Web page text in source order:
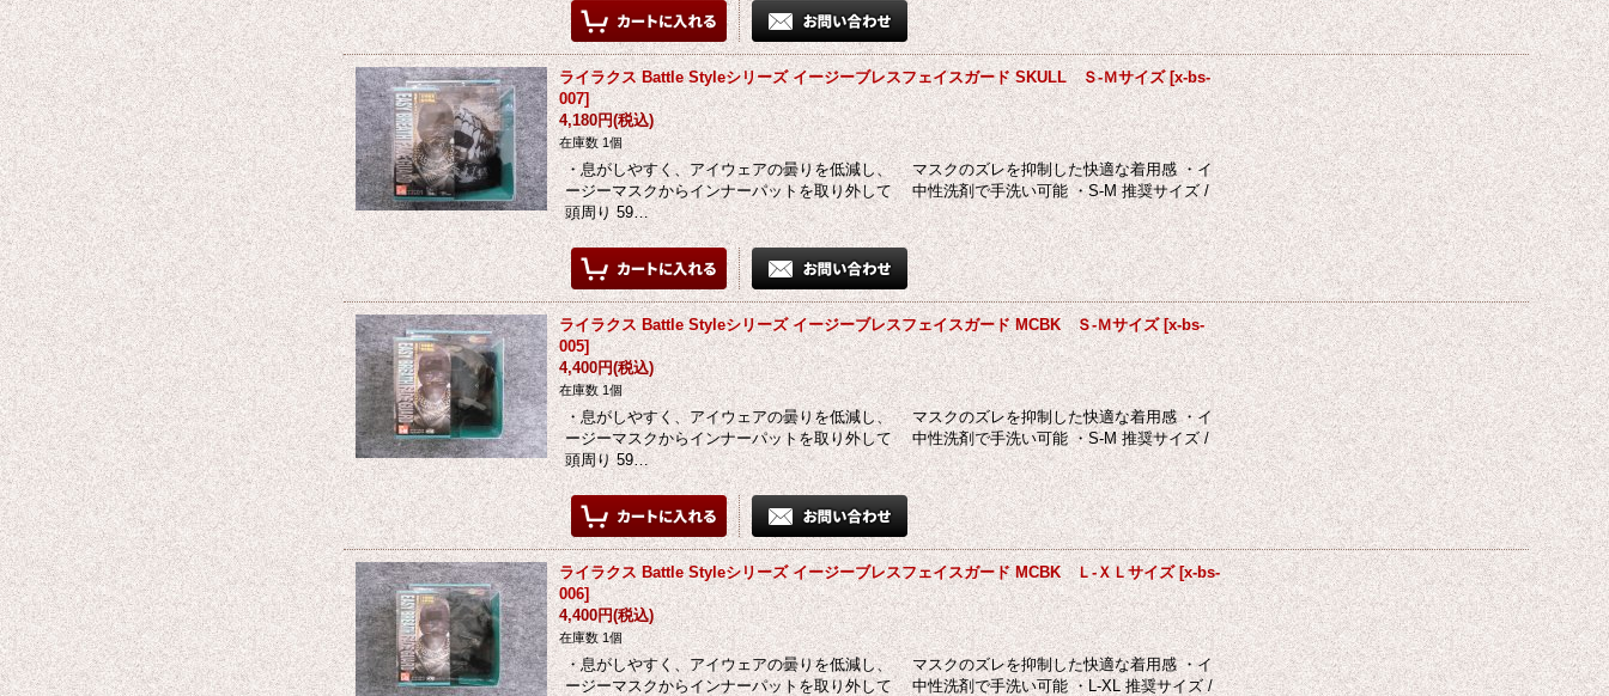
ライラクス Battle Styleシリーズ イージーブレスフェイスガード SKULL Ｓ-Ｍサイズ [x-bs-
007]
4,180円(税込)
在庫数 1個
・息がしやすく、アイウェアの曇りを低減し、 マスクのズレを抑制した快適な着用感 ・イ
ージーマスクからインナーパットを取り外して 中性洗剤で手洗い可能 ・S-M 推奨サイズ /
頭周り 59…
ライラクス Battle Styleシリーズ イージーブレスフェイスガード MCBK Ｓ-Ｍサイズ [x-bs-
005]
4,400円(税込)
在庫数 1個
・息がしやすく、アイウェアの曇りを低減し、 マスクのズレを抑制した快適な着用感 ・イ
ージーマスクからインナーパットを取り外して 中性洗剤で手洗い可能 ・S-M 推奨サイズ /
頭周り 59…
ライラクス Battle Styleシリーズ イージーブレスフェイスガード MCBK Ｌ-ＸＬサイズ [x-bs-
006]
4,400円(税込)
在庫数 1個
・息がしやすく、アイウェアの曇りを低減し、 マスクのズレを抑制した快適な着用感 ・イ
ージーマスクからインナーパットを取り外して 中性洗剤で手洗い可能 ・L-XL 推奨サイズ /